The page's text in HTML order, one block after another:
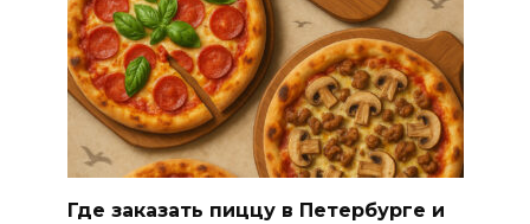
Где заказать пиццу в Петербурге и